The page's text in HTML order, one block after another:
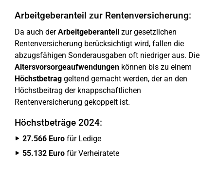
Arbeitgeberanteil zur Rentenversicherung:
Da auch derArbeitgeberanteil zur gesetzlichen
Rentenversicherung berücksichtigt wird, fallen die
abzugsfähigen Sonderausgaben oft niedriger aus. Die
Altersvorsorgeaufwendungen können bis zu einem
Höchstbetrag geltend gemacht werden, der an den
Höchstbeitrag der knappschaftlichen
Rentenversicherung gekoppelt ist.
Höchstbeträge 2024:
27.566 Euro für Ledige
55.132 Euro für Verheiratete